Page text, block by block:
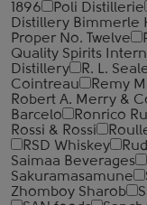
1896
Poli Distillerie
Distillery Bimmerle
Proper No. Twelve
Quality Spirits
Distillery
R. L.
Cointreau
Remy
Robert A. Merry &
Barcelo
Ronrico
Rossi & Rossi
RSD Whiskey
Saimaa Beverages
Sakuramasamune
Zhomboy Sharob